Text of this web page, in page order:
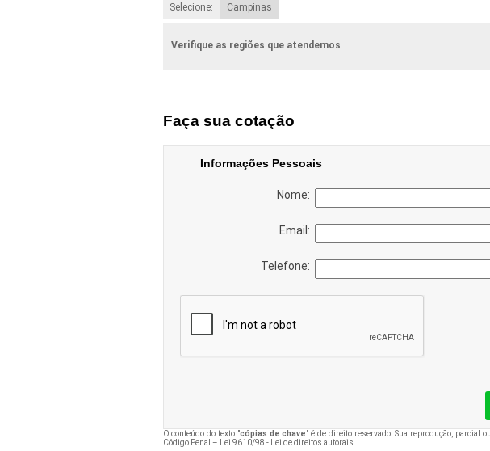
Selecione: Campinas
Verifique as regiões que atendemos
Faça sua cotação
Informações Pessoais
Nome:
Email:
Telefone:
O conteúdo do texto "cópias de chave" é de direito reservado. Sua reprodução, parcial
Código Penal –
Lei 9610/98 - Lei de direitos autorais